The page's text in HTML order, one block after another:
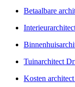
Betaalbare
Tuinarchitect
Kosten